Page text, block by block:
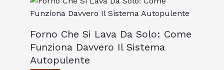
Forno Che Si Lava Da Solo: Come
Funziona Davvero Il Sistema
Autopulente